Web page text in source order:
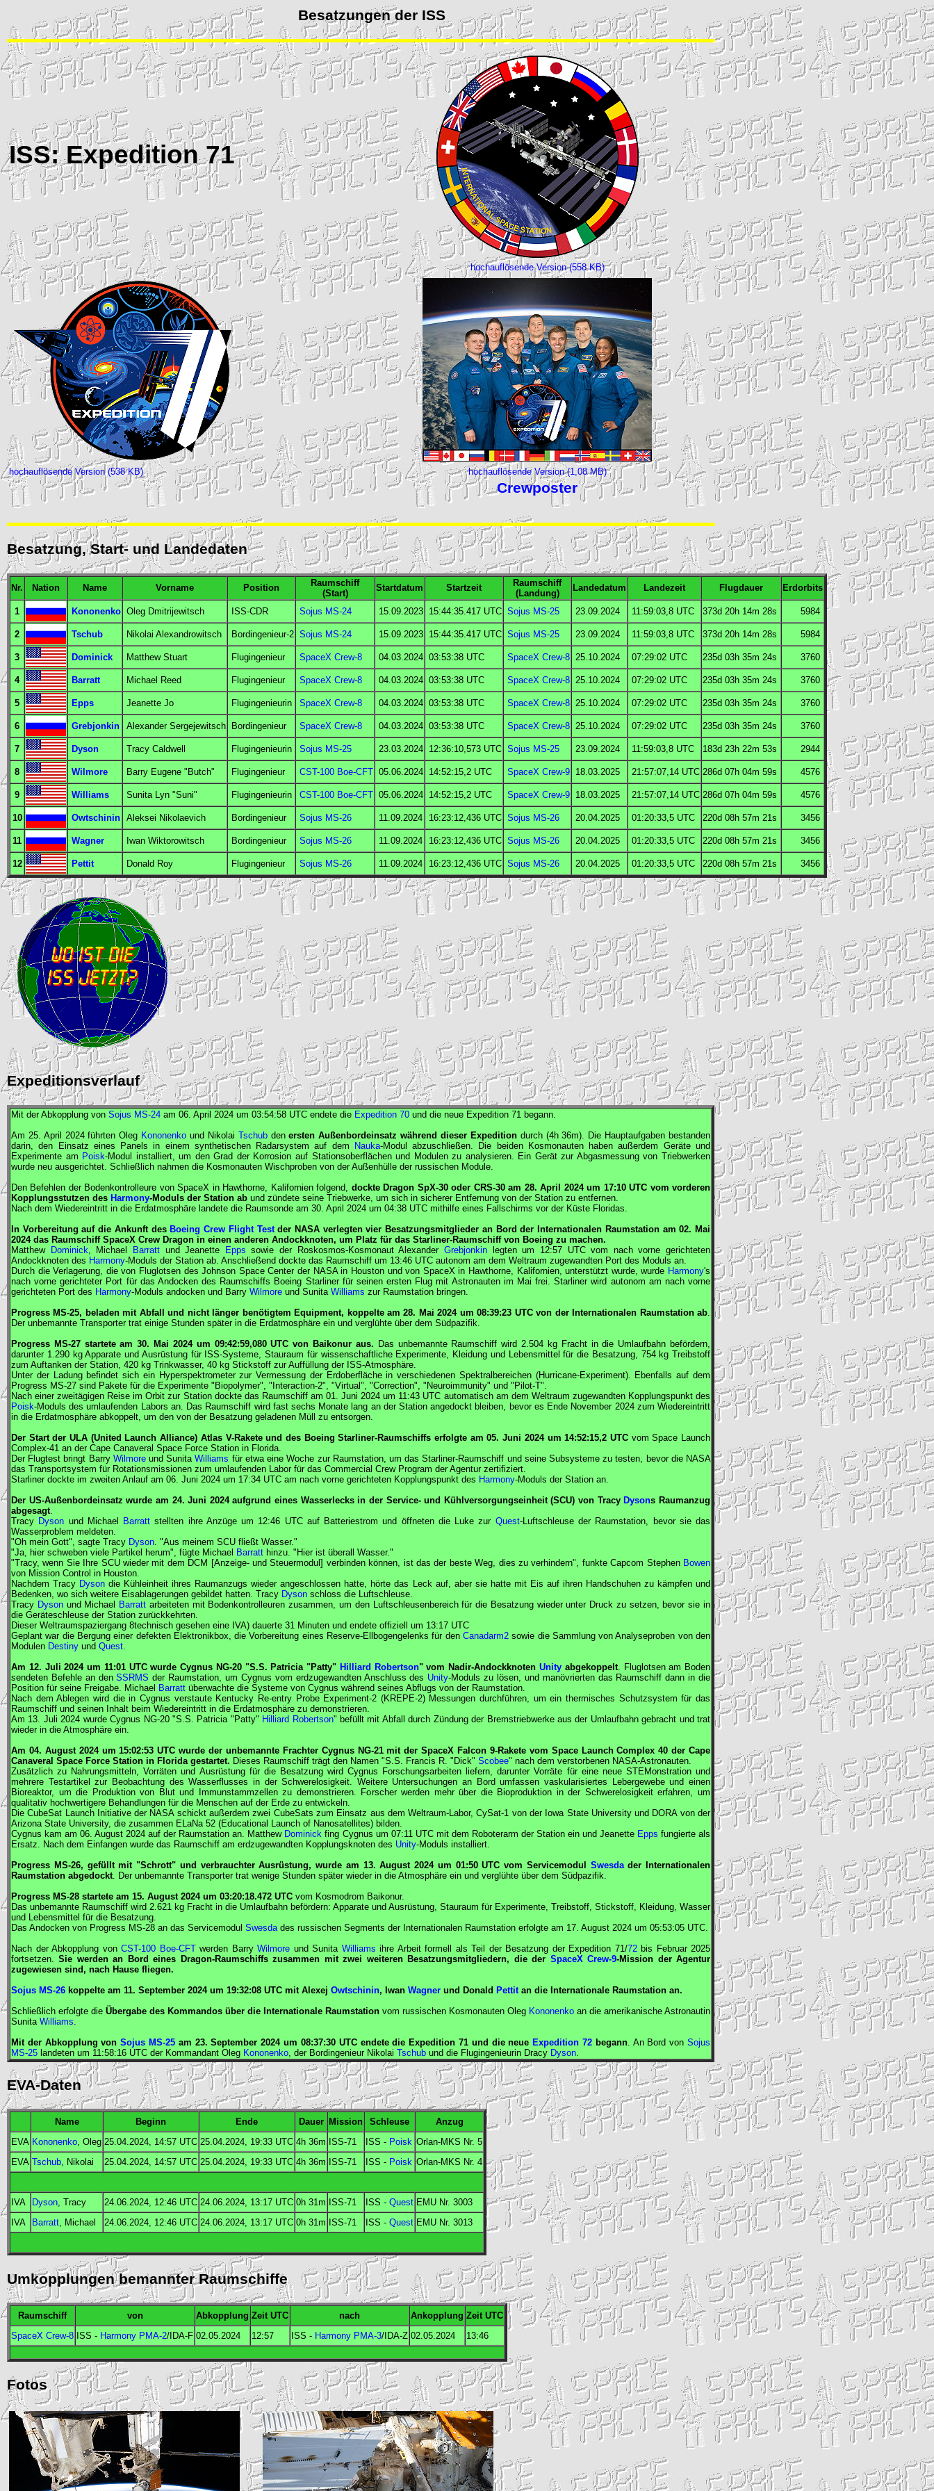
Besatzungen der ISS
ISS: Expedition 71
hochauflösende Version (558 KB)
hochauflösende Version (538 KB) hochauflösende Version (1,08 MB)
Crewposter
Besatzung, Start- und Landedaten
Nr. Nation Name Vorname Position
Raumschiff
(Start)
Startdatum Startzeit
Raumschiff
(Landung)
Landedatum Landezeit Flugdauer Erdorbits
1 Kononenko Oleg Dmitrijewitsch ISS-CDR Sojus MS-24 15.09.2023 15:44:35.417 UTC Sojus MS-25 23.09.2024 11:59:03,8 UTC 373d 20h 14m 28s 5984
2 Tschub Nikolai Alexandrowitsch Bordingenieur-2 Sojus MS-24 15.09.2023 15:44:35.417 UTC Sojus MS-25 23.09.2024 11:59:03,8 UTC 373d 20h 14m 28s 5984
3 Dominick Matthew Stuart Flugingenieur SpaceX Crew-8 04.03.2024 03:53:38 UTC SpaceX Crew-8 25.10.2024 07:29:02 UTC 235d 03h 35m 24s 3760
4 Barratt Michael Reed Flugingenieur SpaceX Crew-8 04.03.2024 03:53:38 UTC SpaceX Crew-8 25.10.2024 07:29:02 UTC 235d 03h 35m 24s 3760
5 Epps Jeanette Jo Flugingenieurin SpaceX Crew-8 04.03.2024 03:53:38 UTC SpaceX Crew-8 25.10.2024 07:29:02 UTC 235d 03h 35m 24s 3760
6 Grebjonkin Alexander Sergejewitsch Bordingenieur SpaceX Crew-8 04.03.2024 03:53:38 UTC SpaceX Crew-8 25.10.2024 07:29:02 UTC 235d 03h 35m 24s 3760
7 Dyson Tracy Caldwell Flugingenieurin Sojus MS-25 23.03.2024 12:36:10,573 UTC Sojus MS-25 23.09.2024 11:59:03,8 UTC 183d 23h 22m 53s 2944
8 Wilmore Barry Eugene "Butch" Flugingenieur CST-100 Boe-CFT 05.06.2024 14:52:15,2 UTC SpaceX Crew-9 18.03.2025 21:57:07,14 UTC 286d 07h 04m 59s 4576
9 Williams Sunita Lyn "Suni" Flugingenieurin CST-100 Boe-CFT 05.06.2024 14:52:15,2 UTC SpaceX Crew-9 18.03.2025 21:57:07,14 UTC 286d 07h 04m 59s 4576
10 Owtschinin Aleksei Nikolaevich Bordingenieur Sojus MS-26 11.09.2024 16:23:12,436 UTC Sojus MS-26 20.04.2025 01:20:33,5 UTC 220d 08h 57m 21s 3456
11 Wagner Iwan Wiktorowitsch Bordingenieur Sojus MS-26 11.09.2024 16:23:12,436 UTC Sojus MS-26 20.04.2025 01:20:33,5 UTC 220d 08h 57m 21s 3456
12 Pettit Donald Roy Flugingenieur Sojus MS-26 11.09.2024 16:23:12,436 UTC Sojus MS-26 20.04.2025 01:20:33,5 UTC 220d 08h 57m 21s 3456
Expeditionsverlauf
Mit der Abkopplung von Sojus MS-24 am 06. April 2024 um 03:54:58 UTC endete die Expedition 70 und die neue Expedition 71 begann.
Am 25. April 2024 führten Oleg Kononenko und Nikolai Tschubdenersten Außenbordeinsatz während dieser Expeditiondurch (4h 36m). Die Hauptaufgaben bestanden
darin, den Einsatz eines Panels in einem synthetischen Radarsystem auf dem Nauka-Modul abzuschließen. Die beiden Kosmonauten haben außerdem Geräte und
Experimente am Poisk-Modul installiert, um den Grad der Korrosion auf Stationsoberflächen und Modulen zu analysieren. Ein Gerät zur Abgasmessung von Triebwerken
wurde neu ausgerichtet. Schließlich nahmen die Kosmonauten Wischproben von der Außenhülle der russischen Module.
Den Befehlen der Bodenkontrolleure vonSpaceX in Hawthorne, Kalifornien folgend, dockteDragon SpX-30 oder CRS-30 am 28. April 2024 um 17:10UTC vom vorderen
Kopplungsstutzen des Harmony-Moduls der Station ab und zündete seine Triebwerke, um sich in sicherer Entfernung von der Station zu entfernen.
Nach dem Wiedereintritt in die Erdatmosphäre landete die Raumsonde am 30. April 2024 um 04:38 UTC mithilfe eines Fallschirms vor der Küste Floridas.
In Vorbereitung auf die Ankunft desBoeing Crew Flight TestderNASA verlegten vier Besatzungsmitglieder an Bord der Internationalen Raumstation am 02. Mai
2024 das Raumschiff SpaceX Crew Dragon in einen anderen Andockknoten, um Platz für das Starliner-Raumschiff von Boeing zu machen.
Matthew Dominick , Michael Barrattund Jeanette Epps sowie der Roskosmos-Kosmonaut Alexander Grebjonkinlegten um 12:57 UTCvom nach vorne gerichteten
Andockknoten des Harmony-Moduls der Station ab. Anschließend dockte das Raumschiff um 13:46 UTC autonom am dem Weltraum zugewandten Port des Moduls an.
Durch die Verlagerung, die von Fluglotsen des Johnson Space Center der NASAin Houston und von SpaceX in Hawthorne, Kalifornien, unterstützt wurde, wurde Harmony's
nach vorne gerichteter Port für das Andocken des Raumschiffs Boeing Starlinerfür seinen ersten Flug mit Astronauten im Mai frei.Starlinerwird autonom am nach vorne
gerichteten Port des Harmony-Moduls andocken und Barry Wilmore und Sunita Williams zur Raumstation bringen.
Progress MS-25, beladen mit Abfall und nicht länger benötigtem Equipment, koppelte am 28. Mai 2024 um 08:39:23 UTCvon der Internationalen Raumstation ab
Der unbemannte Transporter trat einige Stunden später in die Erdatmosphäre ein und verglühte über dem Südpazifik.
Progress MS-27 startete am 30. Mai 2024 um 09:42:59,080UTC von Baikonur aus. Das unbemannte Raumschiff wird 2.504 kg Fracht in die Umlaufbahn befördern,
darunter 1.290 kg Apparate und Ausrüstung für ISS-Systeme, Stauraum für wissenschaftliche Experimente, Kleidung und Lebensmittel für die Besatzung, 754 kg Treibstoff
zum Auftanken der Station, 420 kg Trinkwasser, 40 kg Stickstoff zur Auffüllung der ISS-Atmosphäre.
Unter der Ladung befindet sich ein Hyperspektrometer zur Vermessung der Erdoberfläche in verschiedenen Spektralbereichen (Hurricane-Experiment). Ebenfalls auf dem
Progress MS-27 sind Pakete für die Experimente "Biopolymer", "Interaction-2", "Virtual", "Correction", "Neuroimmunity" und "Pilot-T".
Nach einer zweitägigen Reise im Orbit zur Station dockte das Raumschiff am 01. Juni 2024 um 11:43 UTC automatisch am dem Weltraum zugewandten Kopplungspunkt des
Poisk-Moduls des umlaufenden Labors an. Das Raumschiff wird fast sechs Monate lang an der Station angedockt bleiben, bevor es Ende November 2024 zum Wiedereintritt
in die Erdatmosphäre abkoppelt, um den von der Besatzung geladenen Müll zu entsorgen.
Der Start der ULA (United Launch Alliance) Atlas V-Rakete und des Boeing Starliner-Raumschiffs erfolgte am 05. Juni 2024 um 14:52:15,2 UTCvom Space Launch
Complex-41 an der Cape Canaveral Space Force Station in Florida.
Der Flugtest bringt Barry Wilmoreund SunitaWilliams für etwa eine Woche zur Raumstation, um dasStarliner-Raumschiff und seine Subsysteme zu testen, bevor die NASA
das Transportsystem für Rotationsmissionen zum umlaufenden Labor für das Commercial Crew Program der Agentur zertifiziert.
Starlinerdockte im zweiten Anlauf am 06. Juni 2024 um 17:34 UTC am nach vorne gerichteten Kopplungspunkt des Harmony-Moduls der Station an.
Der US-Außenbordeinsatz wurde am 24. Juni 2024 aufgrund eines Wasserlecks in der Service- und Kühlversorgungseinheit (SCU) von TracyDysons Raumanzug
abgesagt.
Tracy Dyson und Michael Barratt stellten ihre Anzüge um 12:46 UTCauf Batteriestrom und öffneten die Luke zur Quest-Luftschleuse der Raumstation, bevor sie das
Wasserproblem meldeten.
"Oh mein Gott", sagte Tracy Dyson . "Aus meinem SCU fließt Wasser."
"Ja, hier schweben viele Partikel herum", fügte Michael Barratt hinzu. "Hier ist überall Wasser."
"Tracy, wenn Sie Ihre SCU wieder mit dem DCM [Anzeige- und Steuermodul] verbinden können, ist das der beste Weg, dies zu verhindern", funkte Capcom Stephen Bowen
von Mission Control in Houston.
Nachdem Tracy Dyson die Kühleinheit ihres Raumanzugs wieder angeschlossen hatte, hörte das Leck auf, aber sie hatte mit Eis auf ihren Handschuhen zu kämpfen und
Bedenken, wo sich weitere Eisablagerungen gebildet hatten. Tracy Dyson schloss die Luftschleuse.
Tracy Dysonund Michael Barratt arbeiteten mit Bodenkontrolleuren zusammen, um den Luftschleusenbereich für die Besatzung wieder unter Druck zu setzen, bevor sie in
die Geräteschleuse der Station zurückkehrten.
Dieser Weltraumspaziergang 8technisch gesehen eine IVA) dauerte 31 Minuten und endete offiziell um 13:17 UTC
Geplant war die Bergung einer defekten Elektronikbox, die Vorbereitung eines Reserve-Ellbogengelenks für den Canadarm2sowie die Sammlung von Analyseproben von den
Modulen Destiny und Quest
Am 12. Juli 2024 um 11:01 UTCwurdeCygnus NG-20 "S.S. Patricia "Patty" Hilliard Robertson" vom Nadir-Andockknoten Unityabgekoppelt. Fluglotsen am Boden
sendeten Befehle an denSSRMS der Raumstation, um Cygnus vom erdzugewandten Anschluss des Unity-Moduls zu lösen, und manövrierten das Raumschiff dann in die
Position für seine Freigabe. Michael Barratt überwachte die Systeme von Cygnus während seines Abflugs von der Raumstation.
Nach dem Ablegen wird die in Cygnus verstaute Kentucky Re-entry Probe Experiment-2 (KREPE-2) Messungen durchführen, um ein thermisches Schutzsystem für das
Raumschiff und seinen Inhalt beim Wiedereintritt in die Erdatmosphäre zu demonstrieren.
Am 13. Juli 2024 wurdeCygnus NG-20 "S.S. Patricia "Patty" Hilliard Robertson" befüllt mit Abfall durch Zündung der Bremstriebwerke aus der Umlaufbahn gebracht und trat
wieder in die Atmosphäre ein.
Am 04. August 2024 um 15:02:53UTC wurde der unbemannte Frachter CygnusNG-21 mit der SpaceX Falcon 9-Rakete vom Space Launch Complex 40 der Cape
Canaveral Space Force Station in Florida gestartet. Dieses Raumschiff trägt den Namen "S.S. Francis R. "Dick" Scobee" nach dem verstorbenen NASA-Astronauten.
Zusätzlich zu Nahrungsmitteln, Vorräten und Ausrüstung für die Besatzung wirdCygnus Forschungsarbeiten liefern, darunter Vorräte für eine neue STEMonstration und
mehrere Testartikel zur Beobachtung des Wasserflusses in der Schwerelosigkeit. Weitere Untersuchungen an Bord umfassen vaskularisiertes Lebergewebe und einen
Bioreaktor, um die Produktion von Blut und Immunstammzellen zu demonstrieren. Forscher werden mehr über die Bioproduktion in der Schwerelosigkeit erfahren, um
qualitativ hochwertigere Behandlungen für die Menschen auf der Erde zu entwickeln.
Die CubeSat Launch Initiative der NASAschickt außerdem zwei CubeSats zum Einsatz aus dem Weltraum-Labor, CySat-1 von der Iowa State University und DORA von der
Arizona State University, die zusammen ELaNa 52 (Educational Launch of Nanosatellites) bilden.
Cygnus kam am 06. August 2024 auf der Raumstation an. Matthew Dominick fing Cygnus um 07:11 UTCmit dem Roboterarm der Station ein und Jeanette Epps fungierte als
Ersatz. Nach dem Einfangen wurde das Raumschiff am erdzugewandten Kopplungsknoten des Unity-Moduls installiert.
Progress MS-26, gefüllt mit "Schrott" und verbrauchter Ausrüstung, wurde am 13. August 2024 um 01:50UTC vom Servicemodul Swesdader Internationalen
Raumstation abgedockt. Der unbemannte Transporter trat wenige Stunden später wieder in die Atmosphäre ein und verglühte über dem Südpazifik.
Progress MS-28 startete am 15. August 2024 um 03:20:18.472 UTC vom Kosmodrom Baikonur.
Das unbemannte Raumschiff wird 2.621 kg Fracht in die Umlaufbahn befördern: Apparate und Ausrüstung, Stauraum für Experimente, Treibstoff, Stickstoff, Kleidung, Wasser
und Lebensmittel für die Besatzung.
Das Andocken von Progress MS-28 an das Servicemodul Swesda des russischen Segments der Internationalen Raumstation erfolgte am 17. August 2024 um 05:53:05 UTC
Nach der Abkopplung von CST-100 Boe-CFTwerden Barry Wilmore und Sunita Williams ihre Arbeit formell als Teil der Besatzung der Expedition 71/72bis Februar 2025
fortsetzen.Sie werden an Bord eines Dragon-Raumschiffs zusammen mit zwei weiteren Besatzungsmitgliedern, die der SpaceX Crew-9-Mission der Agentur
zugewiesen sind, nach Hause fliegen.
Sojus MS-26 koppelte am 11. September 2024 um 19:32:08 UTC mit Alexej Owtschinin, Iwan Wagner und Donald Pettitan die Internationale Raumstation an.
Schließlich erfolgte die Übergabe des Kommandos über die Internationale Raumstation vom russischen Kosmonauten Oleg Kononenko an die amerikanische Astronautin
Sunita Williams
Mit der Abkopplung vonSojus MS-25 am 23. September 2024 um 08:37:30 UTCendete die Expedition 71 und die neueExpedition 72begann. An Bord vonSojus
MS-25 landeten um 11:58:16 UTC der Kommandant Oleg Kononenko , der BordingenieurNikolai Tschub und die Flugingenieurin Dracy Dyson
EVA-Daten
Name Beginn Ende Dauer Mission Schleuse
Anzug
EVA Kononenko, Oleg 25.04.2024, 14:57 UTC 25.04.2024, 19:33 UTC 4h 36m ISS-71 ISS - Poisk Orlan-MKS Nr. 5
EVA Tschub, Nikolai 25.04.2024, 14:57 UTC 25.04.2024, 19:33 UTC 4h 36m ISS-71 ISS - Poisk Orlan-MKS Nr. 4
IVA Dyson, Tracy 24.06.2024, 12:46 UTC 24.06.2024, 13:17 UTC 0h 31m ISS-71 ISS - Quest EMU Nr. 3003
IVA
Barratt, Michael 24.06.2024, 12:46 UTC 24.06.2024, 13:17 UTC 0h 31m ISS-71 ISS - Quest EMU Nr. 3013
Umkopplungen bemannter Raumschiffe
Raumschiff von Abkopplung Zeit UTC nach Ankopplung Zeit UTC
SpaceX Crew-8 ISS - Harmony PMA-2/ IDA-F 02.05.2024 12:57 ISS - Harmony PMA-3/ IDA-Z 02.05.2024 13:46
Fotos